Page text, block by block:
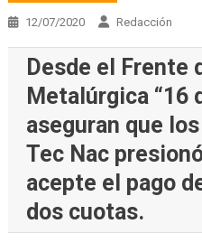
12/07/2020 Redacción
Desde el Frente
Metalúrgica “16
aseguran que
Tec Nac
acepte el pago
dos cuotas.